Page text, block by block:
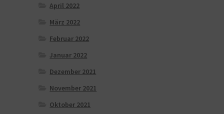
April 2022
März 2022
Februar 2022
Januar 2022
Dezember 2021
November 2021
Oktober 2021